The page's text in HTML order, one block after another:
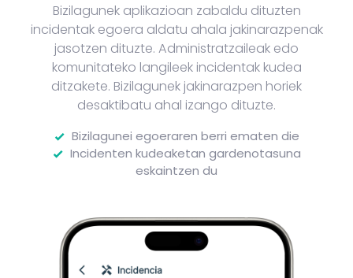
Bizilagunek aplikazioan zabaldu dituzten
incidentak egoera aldatu ahala jakinarazpenak
jasotzen dituzte. Administratzaileak edo
komunitateko langileek incidentak kudea
ditzakete. Bizilagunek jakinarazpen horiek
desaktibatu ahal izango dituzte.
Bizilagunei egoeraren berri ematen die
Incidenten kudeaketan gardenotasuna
eskaintzen du